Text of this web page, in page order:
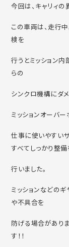
今回は、キャリィの
この車両は、走行
検を
行うとミッション
らの
シンクロ機構にダ
ミッションオーバ
仕事に使いやすい
すべてしっかり整備
行いました。
ミッションなどの
や不具合を
防げる場合があり
す！！